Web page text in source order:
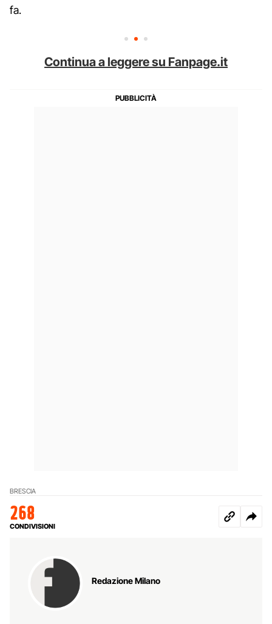
fa.
Continua a leggere su Fanpage.it
BRESCIA
268
CONDIVISIONI
Redazione Milano